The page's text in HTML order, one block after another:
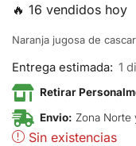
🔥 16 vendidos hoy
Naranja jugosa de
Entrega estimada: 1
Retirar
Envio: Zona Norte
Sin existencias